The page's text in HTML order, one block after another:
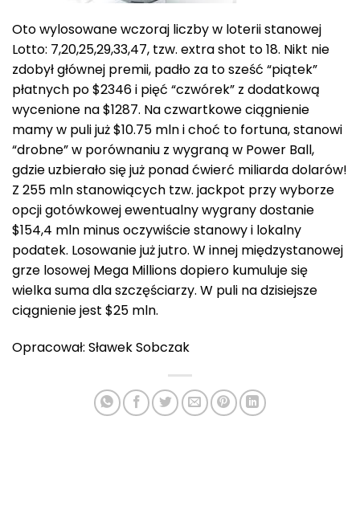
Oto wylosowane wczoraj liczby w loterii stanowej
Lotto: 7,20,25,29,33,47, tzw. extra shot to 18. Nikt nie
zdobył głównej premii, padło za to sześć “piątek”
płatnych po $2346 i pięć “czwórek” z dodatkową
wycenione na $1287. Na czwartkowe ciągnienie
mamy w puli już $10.75 mln i choć to fortuna, stanowi
“drobne” w porównaniu z wygraną w Power Ball,
gdzie uzbierało się już ponad ćwierć miliarda dolarów!
Z 255 mln stanowiących tzw. jackpot przy wyborze
opcji gotówkowej ewentualny wygrany dostanie
$154,4 mln minus oczywiście stanowy i lokalny
podatek. Losowanie już jutro. W innej międzystanowej
grze losowej Mega Millions dopiero kumuluje się
wielka suma dla szczęściarzy. W puli na dzisiejsze
ciągnienie jest $25 mln.
Opracował: Sławek Sobczak